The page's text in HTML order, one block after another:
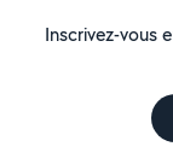
Inscrivez-vous